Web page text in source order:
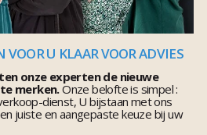
VOOR U KLAAR VOOR ADVIES
onze experten de nieuwe
merken.Onze belofte is simpel :
dienst, U bijstaan met ons
juiste en aangepaste keuze bij uw